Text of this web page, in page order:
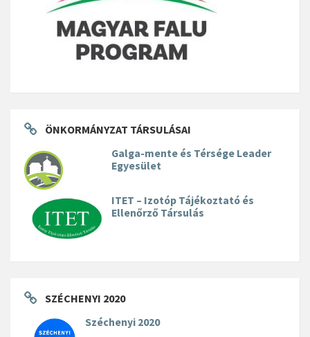
ÖNKORMÁNYZAT TÁRSULÁSAI
Galga-mente és Térsége Leader
Egyesület
ITET – Izotóp Tájékoztató és
Ellenőrző Társulás
SZÉCHENYI 2020
Széchenyi 2020